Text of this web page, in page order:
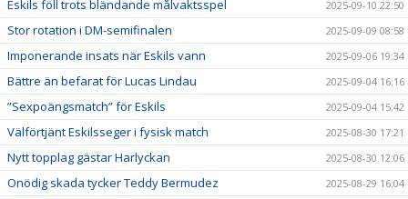
Eskils föll trots bländande målvaktsspel 2025-09-10 22:50
Stor rotation i DM-semifinalen 2025-09-09 08:58
Imponerande insats när Eskils vann 2025-09-06 19:34
Bättre än befarat för Lucas Lindau 2025-09-04 16:16
”Sexpoängsmatch” för Eskils 2025-09-04 15:42
Välförtjänt Eskilsseger i fysisk match 2025-08-30 17:21
Nytt topplag gästar Harlyckan 2025-08-30 12:06
Onödig skada tycker Teddy Bermudez 2025-08-29 16:04